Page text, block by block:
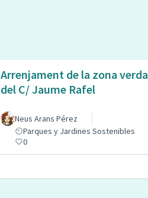
Arrenjament de la zona verda
del C/ Jaume Rafel
Neus Arans Pérez
Parques y Jardines Sostenibles
0